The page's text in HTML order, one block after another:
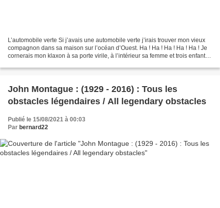
L’automobile verte Si j’avais une automobile verte j’irais trouver mon vieux
compagnon dans sa maison sur l’océan d’Ouest. Ha ! Ha ! Ha ! Ha ! Ha ! Je
cornerais mon klaxon à sa porte virile, à l’intérieur sa femme et trois enfants
John Montague : (1929 - 2016) : Tous les
obstacles légendaires / All legendary obstacles
Publié le 15/08/2021 à 00:03
Par bernard22